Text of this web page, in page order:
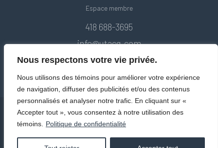
Nous respectons votre vie privée.
Nous utilisons des témoins pour améliorer votre expérience
de navigation, diffuser des publicités et/ou des contenus
personnalisés et analyser notre trafic. En cliquant sur «
Accepter tout », vous consentez à notre utilisation des
témoins.
Politique de confidentialité
Espace membre
418 688-3695
info@utacq.com
réservés 2020.Politique de confidentialité